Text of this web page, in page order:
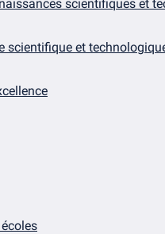
scientifiques et
scientifique et